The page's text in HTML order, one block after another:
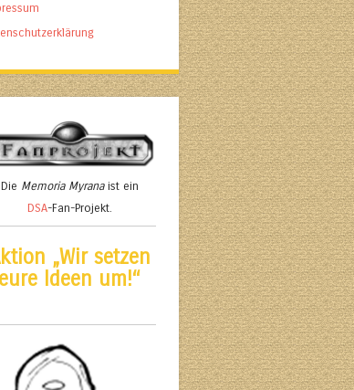
Die Memoria Myranaist ein
DSA-Fan-Projekt.
„Wir setzen
eure Ideen um!“